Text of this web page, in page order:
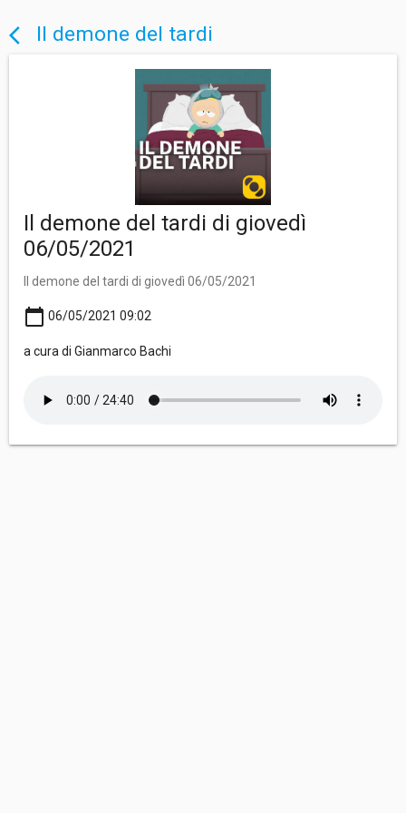
arrow_back_ios Il demone del tardi
Il demone del tardi di giovedì
06/05/2021
Il demone del tardi di giovedì 06/05/2021
calendar_today 06/05/2021 09:02
a cura di Gianmarco Bachi